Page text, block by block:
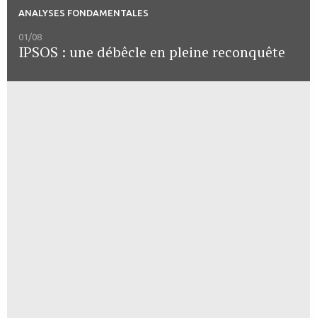
ANALYSES FONDAMENTALES
01/08
IPSOS : une débêcle en pleine reconquête